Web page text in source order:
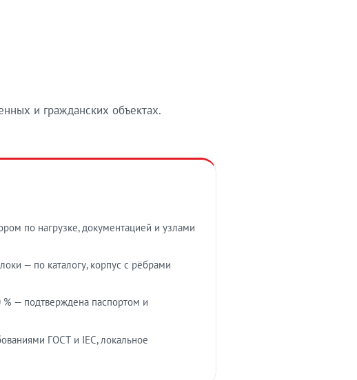
и гражданских объектах.
по нагрузке, документацией и узлами
— по каталогу, корпус с рёбрами
— подтверждена паспортом и
ГОСТ и IEC, локальное